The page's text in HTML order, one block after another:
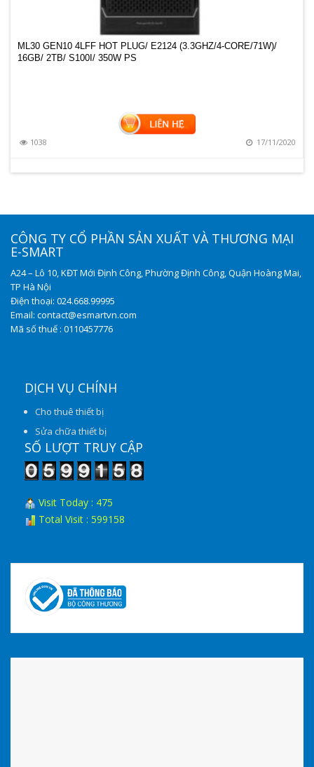
ML30 GEN10 4LFF HOT PLUG/ E2124 (3.3GHZ/4-CORE/71W)/
16GB/ 2TB/ S100I/ 350W PS
1038 17/11/2020
CÔNG TY CỔ PHẦN SẢN XUẤT VÀ THƯƠNG MẠI
E-SMART
A24 – Lô 10, KĐT Mới Định Công, Phường Định Công, Quận Hoàng Mai,
TP Hà Nội
Điện thoại: 024.668.99995
Email: contact@esmartvn.com
Mã số thuế : 0110457776
DỊCH VỤ CHÍNH
Cho thuê thiết bị
Sửa chữa thiết bị
SỐ LƯỢT TRUY CẬP
Visit Today : 475
Total Visit : 599158